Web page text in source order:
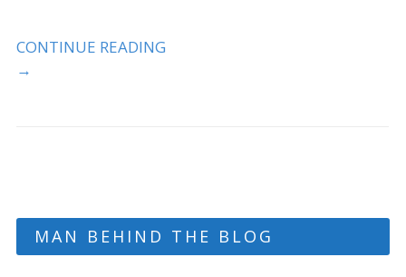
CONTINUE READING
→
MAN BEHIND THE BLOG